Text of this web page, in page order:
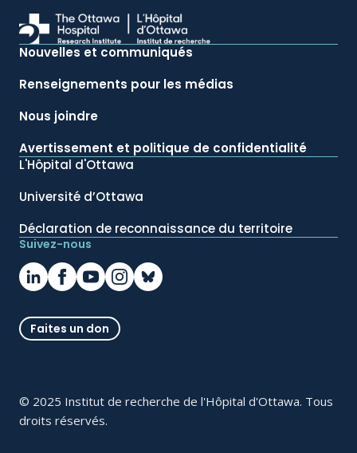
Nouvelles et communiqués
Renseignements pour les médias
Nous joindre
Avertissement et politique de confidentialité
L'Hôpital d'Ottawa
Université d’Ottawa
Déclaration de reconnaissance du territoire
Suivez-nous
Faites un don
© 2025 Institut de recherche de l'Hôpital d'Ottawa. Tous
droits réservés.